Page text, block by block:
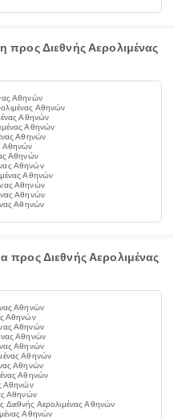
προς Διεθνής Αερολιμένας
Αθηνών
Αθηνών
Αθηνών
Αθηνών
Αθηνών
Αθηνών
Αθηνών
Αθηνών
Αθηνών
Αθηνών
Αθηνών
Αθηνών
προς Διεθνής Αερολιμένας
Αθηνών
Αθηνών
Αθηνών
Αθηνών
Αθηνών
Αθηνών
Αθηνών
Αθηνών
Αθηνών
Αθηνών
Διεθνής Αερολιμένας Αθηνών
Αθηνών